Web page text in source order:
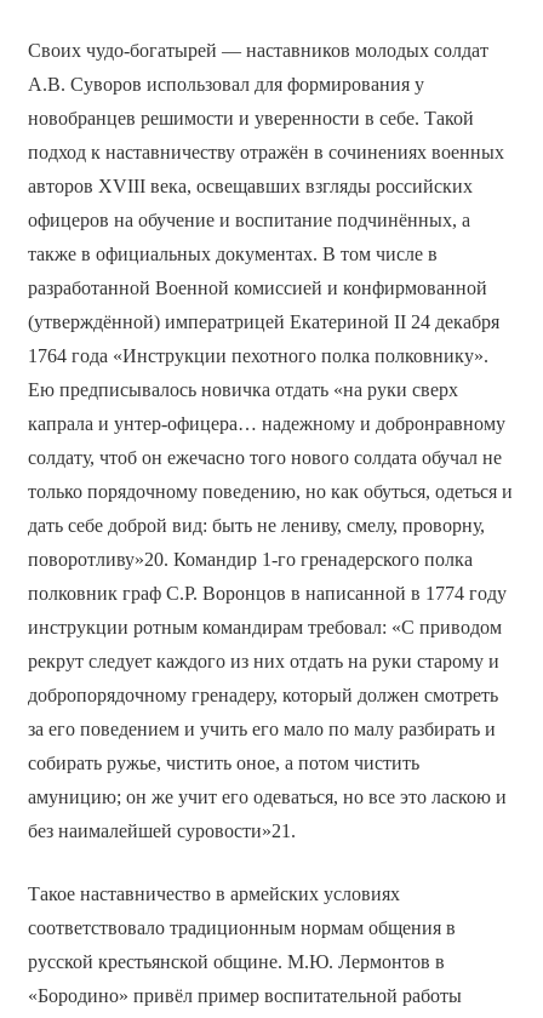
Своих чудо-богатырей — наставников молодых солдат
А.В. Суворов использовал для формирования у
новобранцев решимости и уверенности в себе. Такой
подход к наставничеству отражён в сочинениях военных
авторов XVIII века, освещавших взгляды российских
офицеров на обучение и воспитание подчинённых, а
также в официальных документах. В том числе в
разработанной Военной комиссией и конфирмованной
(утверждённой) императрицей Екатериной II 24 декабря
1764 года «Инструкции пехотного полка полковнику».
Ею предписывалось новичка отдать «на руки сверх
капрала и унтер-офицера… надежному и добронравному
солдату, чтоб он ежечасно того нового солдата обучал не
только порядочному поведению, но как обуться, одеться и
дать себе доброй вид: быть не лениву, смелу, проворну,
поворотливу»20. Командир 1-го гренадерского полка
полковник граф С.Р. Воронцов в написанной в 1774 году
инструкции ротным командирам требовал: «С приводом
рекрут следует каждого из них отдать на руки старому и
добропорядочному гренадеру, который должен смотреть
за его поведением и учить его мало по малу разбирать и
собирать ружье, чистить оное, а потом чистить
амуницию; он же учит его одеваться, но все это ласкою и
без наималейшей суровости»21.
Такое наставничество в армейских условиях
соответствовало традиционным нормам общения в
русской крестьянской общине. М.Ю. Лермонтов в
«Бородино» привёл пример воспитательной работы